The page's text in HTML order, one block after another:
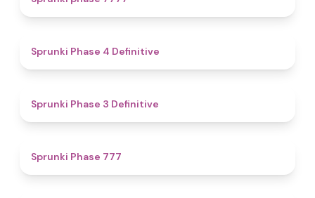
Sprunki Phase 4 Definitive
Sprunki Phase 3 Definitive
Sprunki Phase 777